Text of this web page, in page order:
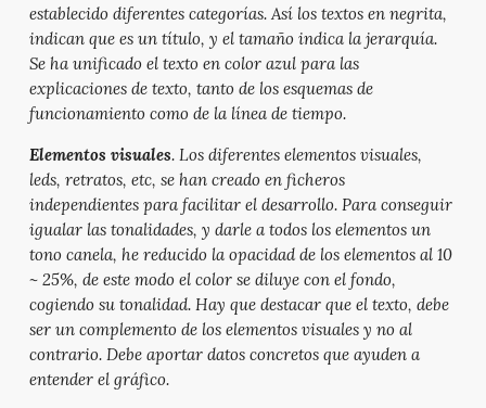
establecido diferentes categorías. Así los textos en negrita,
indican que es un título, y el tamaño indica la jerarquía.
Se ha unificado el texto en color azul para las
explicaciones de texto, tanto de los esquemas de
funcionamiento como de la línea de tiempo.
Elementos visuales. Los diferentes elementos visuales,
leds, retratos, etc, se han creado en ficheros
independientes para facilitar el desarrollo. Para conseguir
igualar las tonalidades, y darle a todos los elementos un
tono canela, he reducido la opacidad de los elementos al 10
~ 25%, de este modo el color se diluye con el fondo,
cogiendo su tonalidad. Hay que destacar que el texto, debe
ser un complemento de los elementos visuales y no al
contrario. Debe aportar datos concretos que ayuden a
entender el gráfico.